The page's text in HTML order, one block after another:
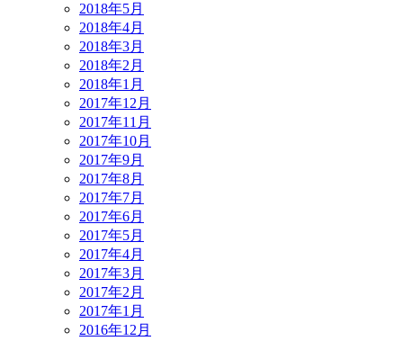
2018年5月
2018年4月
2018年3月
2018年2月
2018年1月
2017年12月
2017年11月
2017年10月
2017年9月
2017年8月
2017年7月
2017年6月
2017年5月
2017年4月
2017年3月
2017年2月
2017年1月
2016年12月